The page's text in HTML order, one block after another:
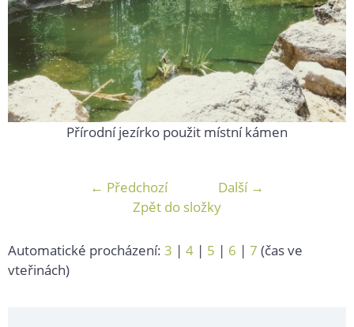
Přírodní jezírko použit místní kámen
← Předchozí
Další →
Zpět do složky
Automatické procházení: 3 | 4 | 5 | 6 | 7 (čas ve
vteřinách)